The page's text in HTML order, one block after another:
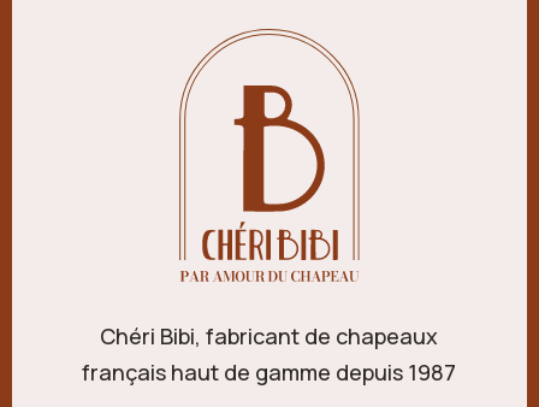
Chéri Bibi, fabricant de chapeaux
français haut de gamme depuis 1987